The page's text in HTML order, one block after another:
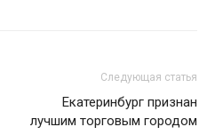
Следующая статья
Екатеринбург признан
лучшим торговым городом